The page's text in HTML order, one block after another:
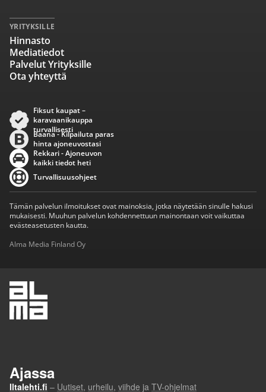
YRITYKSILLE
Hinnasto
Mediatiedot
Palvelut Yrityksille
Ota yhteyttä
Fiksut kaupat –
karavaanikauppa
turvallisesti
Baana - Kilpailuta paras
hinta ajoneuvostasi
Rekkari - Ajoneuvon
kaikki tiedot heti
Turvallisuusohjeet
Tämän palvelun ilmoitukset ovat mainoksia, jotka näytetään sinulle hakusi
mukaisesti. Muuhun palvelun kohdennettuun mainontaan voit vaikuttaa
evästeasetusten kautta.
Alma Media Finland Oy